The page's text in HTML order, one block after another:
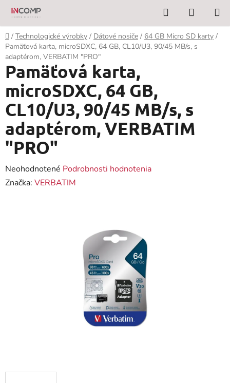
Prejsť
obsah
Hľadať
KOŠÍK
Domov
/ Technologické výrobky / Dátové nosiče / 64 GB Micro SD karty /
Pamäťová karta, microSDXC, 64 GB, CL10/U3, 90/45 MB/s, s
adaptérom, VERBATIM "PRO"
Pamäťová karta,
microSDXC, 64 GB,
CL10/U3, 90/45 MB/s, s
adaptérom, VERBATIM
"PRO"
Priemerné
hodnotenie
Neohodnotené Podrobnosti hodnotenia
Značka: VERBATIM